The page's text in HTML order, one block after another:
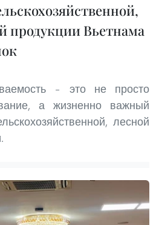
продукции Вьетнама
– это не просто
а жизненно важный
лесной